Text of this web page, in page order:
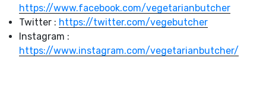
https://www.facebook.com/vegetarianbutcher
Twitter : https://twitter.com/vegebutcher
Instagram :
https://www.instagram.com/vegetarianbutcher/